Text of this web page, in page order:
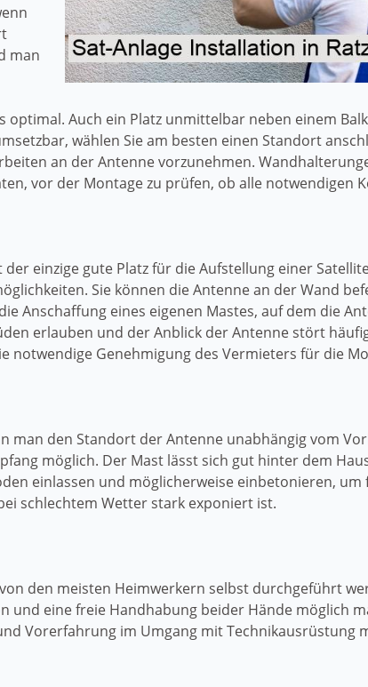
man
Auch ein Platz unmittelbar neben einem
wählen Sie am besten einen Standort
an der Antenne vorzunehmen.
vor der Montage zu prüfen, ob alle notwendigen
einzige gute Platz für die Aufstellung einer
Sie können die Antenne an der Wand
Anschaffung eines eigenen Mastes, auf dem die
erlauben und der Anblick der Antenne stört
notwendige Genehmigung des Vermieters für die
man den Standort der Antenne unabhängig vom
möglich. Der Mast lässt sich gut hinter dem
einlassen und möglicherweise einbetonieren,
schlechtem Wetter stark exponiert ist.
den meisten Heimwerkern selbst durchgeführt
eine freie Handhabung beider Hände möglich
Vorerfahrung im Umgang mit Technikausrüstung